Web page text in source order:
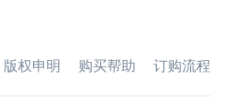
版权申明 购买帮助 订购流程